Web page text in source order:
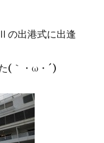
の出港式に出逢
(｀・ω・´)